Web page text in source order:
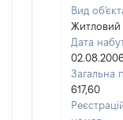
Вид
Житловий
Дата
Загальна
617,60